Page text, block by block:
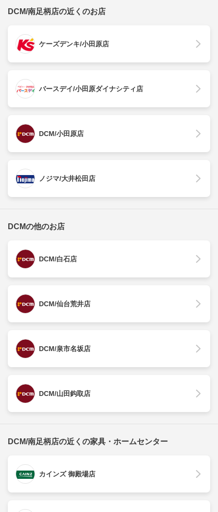
DCM/南足柄店の近くのお店
ケーズデンキ/小田原店
バースデイ/小田原ダイナシティ店
DCM/小田原店
ノジマ/大井松田店
DCMの他のお店
DCM/白石店
DCM/仙台荒井店
DCM/泉市名坂店
DCM/山田鈎取店
DCM/南足柄店の近くの家具・ホームセンター
カインズ 御殿場店